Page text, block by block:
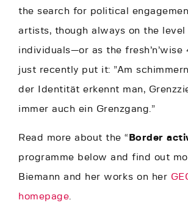
the search for political
artists, though always on the level
individuals—or as the fresh’n’wise
just recently put it: ”Am
der Identität erkennt man,
immer auch ein Grenzgang.”
Read more about the “ Border
programme below and find out
Biemann and her works on her
homepage.